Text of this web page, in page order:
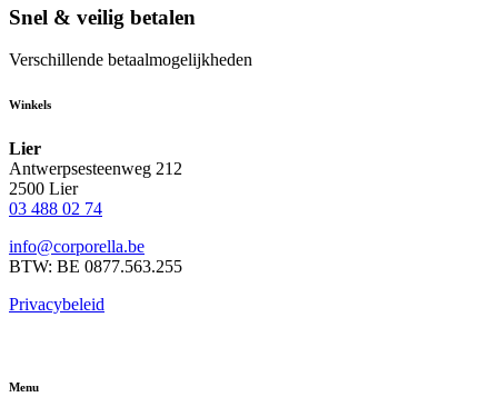
Snel & veilig betalen
Verschillende betaalmogelijkheden
Winkels
Lier
Antwerpsesteenweg 212
2500 Lier
03 488 02 74
info@corporella.be
BTW: BE 0877.563.255
Privacybeleid
Menu